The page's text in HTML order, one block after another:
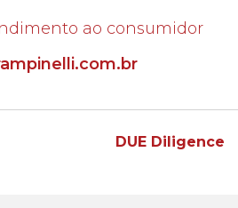
ao consumidor
DUE Diligence